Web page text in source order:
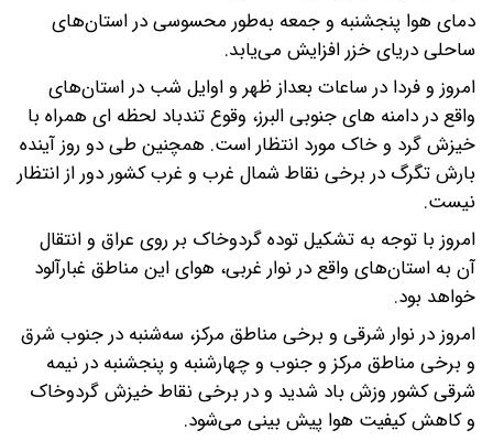
دمای هوا پنجشنبه و جمعه به‌طور محسوسی در استان‌های
ساحلی دریای خزر افزایش می‌یابد.
امروز و فردا در ساعات بعداز ظهر و اوایل شب در استان‌های
واقع در دامنه های جنوبی البرز، وقوع تندباد لحظه ای همراه با
خیزش گرد و خاک مورد انتظار است. همچنین طی دو روز آینده
بارش تگرگ در برخی نقاط شمال غرب و غرب کشور دور از انتظار
نیست.
امروز با توجه به تشکیل توده گردوخاک بر روی عراق و انتقال
آن به استان‌های واقع در نوار غربی، هوای این مناطق غبارآلود
خواهد بود.
امروز در نوار شرقی و برخی مناطق مرکز، سه‌شنبه در جنوب شرق
و برخی مناطق مرکز و جنوب و چهارشنبه و پنجشنبه در نیمه
شرقی کشور وزش باد شدید و در برخی نقاط خیزش گردوخاک
و کاهش کیفیت هوا پیش بینی می‌شود.